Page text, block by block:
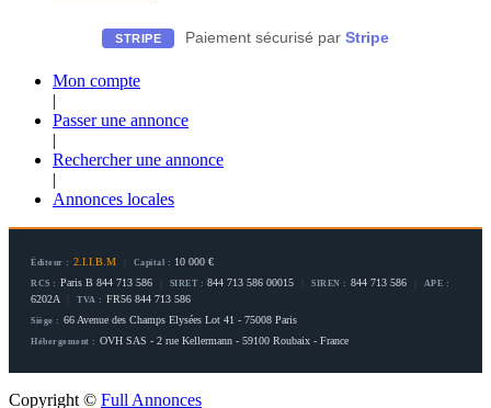
STRIPE Paiement sécurisé par Stripe
Mon compte
|
Passer une annonce
|
Rechercher une annonce
|
Annonces locales
Éditeur : 2.I.I.B.M Capital : 10 000 €
RCS : Paris B 844 713 586 SIRET : 844 713 586 00015 SIREN : 844 713 586 APE :
6202A TVA : FR56 844 713 586
Siège : 66 Avenue des Champs Elysées Lot 41 - 75008 Paris
Hébergement : OVH SAS - 2 rue Kellermann - 59100 Roubaix - France
Copyright © Full Annonces